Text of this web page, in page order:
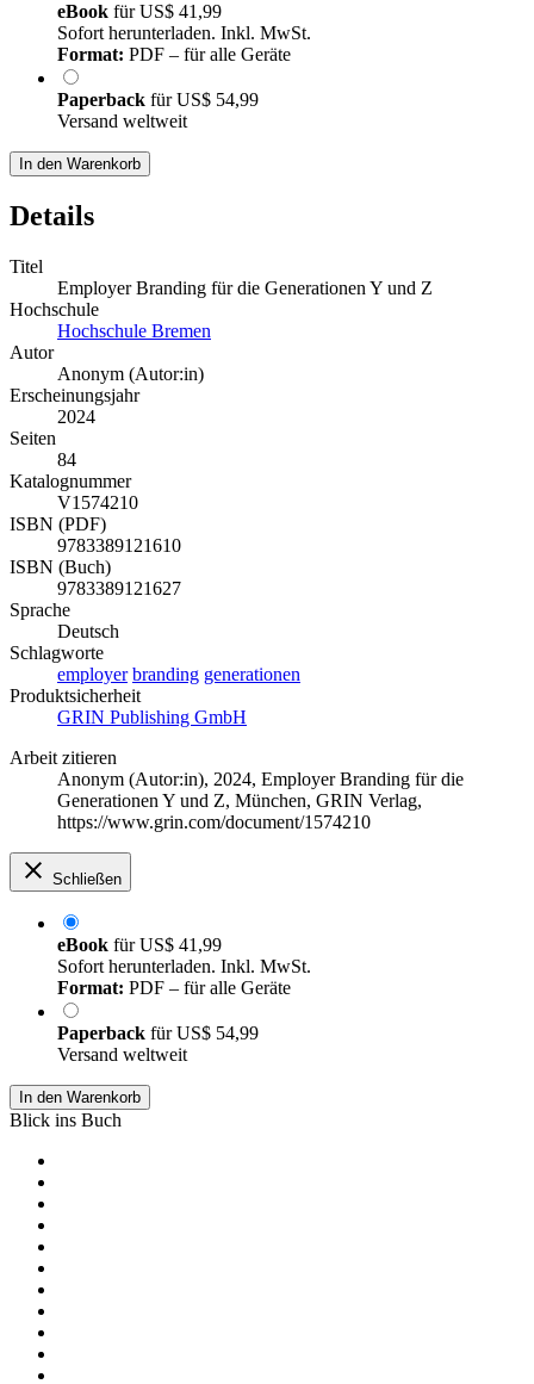
eBook fürUS$ 41,99
Sofort herunterladen. Inkl. MwSt.
Format: PDF – für alle Geräte
Paperback fürUS$ 54,99
Versand weltweit
In den Warenkorb
Details
Titel
Employer Branding für die Generationen Y und Z
Hochschule
Hochschule Bremen
Autor
Anonym (Autor:in)
Erscheinungsjahr
2024
Seiten
84
Katalognummer
V1574210
ISBN (PDF)
9783389121610
ISBN (Buch)
9783389121627
Sprache
Deutsch
Schlagworte
employer branding generationen
Produktsicherheit
GRIN Publishing GmbH
Arbeit zitieren
Anonym (Autor:in), 2024, Employer Branding für die
Generationen Y und Z, München, GRIN Verlag,
https://www.grin.com/document/1574210
Schließen
eBook fürUS$ 41,99
Sofort herunterladen. Inkl. MwSt.
Format: PDF – für alle Geräte
Paperback fürUS$ 54,99
Versand weltweit
In den Warenkorb
Blick ins Buch